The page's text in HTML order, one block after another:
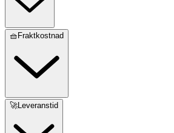
🧺Fraktkostnad
🚀Leveranstid